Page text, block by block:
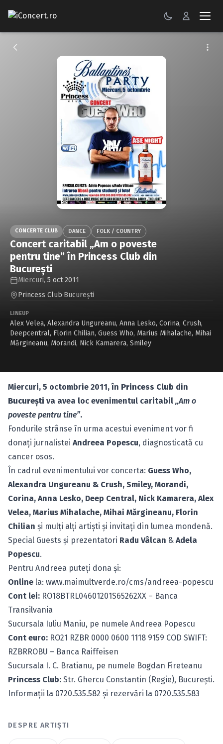
CONCERTE
Caută în site...
CONCERTE CLUB DANCE FOLK / COUNTRY
Concert caritabil „Am o poveste
pentru tine” în Princess Club din
Bucureşti
Miercuri, 5 oct 2011
Princess Club·Bucureşti
LINEUP
Alex Velea, Alexandra Ungureanu, Anna Lesko, Corina, Crush,
Deepcentral, Florin Chilian, Guess Who, Marius Mihalache, Mihai
Mărgineanu, Morandi, Nick Kamarera, Smiley
Miercuri, 5 octombrie 2011, în Princess Club din
Bucureşti va avea loc evenimentul caritabil „Am o
poveste pentru tine”.
Fondurile strânse în urma acestui eveniment vor fi
donaţi jurnalistei Andreea Popescu, diagnosticată cu
cancer osos.
În cadrul evenimentului vor concerta: Guess Who,
Alexandra Ungureanu & Crush, Smiley, Morandi,
Corina, Anna Lesko, Deep Central, Nick Kamarera, Alex
Velea, Marius Mihalache, Mihai Mărgineanu, Florin
Chilian şi mulţi alţi artişti şi invitaţi din lumea mondenă.
Special Guests şi prezentatori Radu Vâlcan & Adela
Popescu.
Pentru Andreea puteţi dona şi:
Online la: www.maimultverde.ro/cms/andreea-popescu
Cont lei: RO18BTRL04601201S65262XX – Banca
Transilvania
Sucursala Iuliu Maniu, pe numele Andreea Popescu
Cont euro: RO21 RZBR 0000 0600 1118 9159 COD SWIFT:
RZBRROBU – Banca Raiffeisen
Sucursala I. C. Bratianu, pe numele Bogdan Fireteanu
Princess Club: Str. Ghercu Constantin (Regie), Bucureşti.
Informaţii la 0720.535.582 şi rezervări la 0720.535.583
DESPRE ARTIȘTI